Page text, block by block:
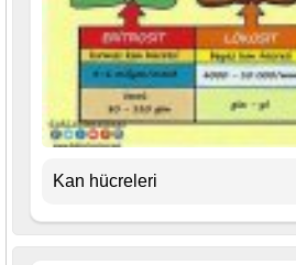
Kan hücreleri